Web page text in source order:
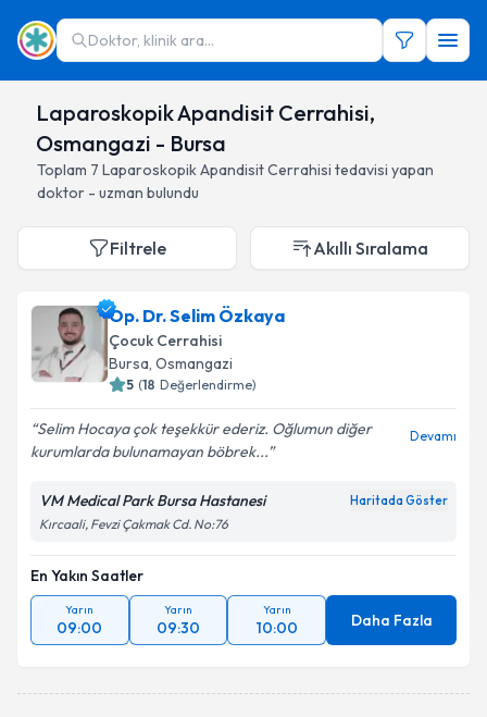
Doktor, klinik ara...
Laparoskopik Apandisit Cerrahisi,
Osmangazi - Bursa
Toplam 7 Laparoskopik Apandisit Cerrahisi tedavisi yapan
doktor - uzman bulundu
Filtrele Akıllı Sıralama
Op. Dr. Selim Özkaya
Çocuk Cerrahisi
Bursa, Osmangazi
5 (18 Değerlendirme)
Selim Hocaya çok teşekkür ederiz. Oğlumun diğer
kurumlarda bulunamayan böbrek...
Devamı
VM Medical Park Bursa Hastanesi Haritada Göster
Kırcaali, Fevzi Çakmak Cd. No:76
En Yakın Saatler
Yarın
09:00
Yarın
09:30
Yarın
10:00 Daha Fazla